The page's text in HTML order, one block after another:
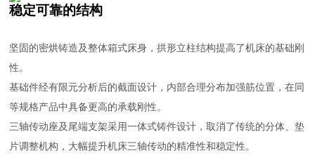
稳定可靠的结构
坚固的密烘铸造及整体箱式床身，拱形立柱结构提高了机床的基础刚
性。
基础件经有限元分析后的截面设计，内部合理分布加强筋位置，在同
等规格产品中具备更高的承载刚性。
三轴传动座及尾端支架采用一体式铸件设计，取消了传统的分体、垫
片调整机构，大幅提升机床三轴传动的精准性和稳定性。